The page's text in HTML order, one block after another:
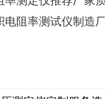
阻率测试仪制造厂